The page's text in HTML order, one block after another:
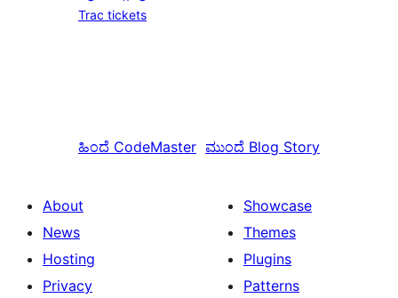
Trac tickets
ಹಿಂದೆ CodeMaster ಮುಂದೆ Blog Story
About
News
Hosting
Privacy
Showcase
Themes
Plugins
Patterns